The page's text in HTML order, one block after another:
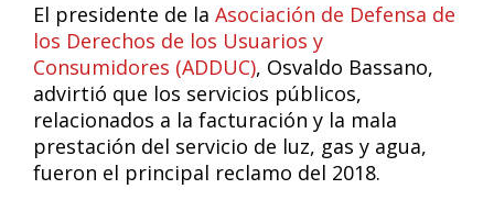
El presidente de la Asociación de Defensa de
los Derechos de los Usuarios y
Consumidores (ADDUC), Osvaldo Bassano,
advirtió que los servicios públicos,
relacionados a la facturación y la mala
prestación del servicio de luz, gas y agua,
fueron el principal reclamo del 2018.